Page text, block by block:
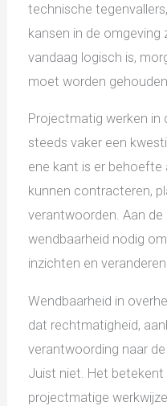
technische
kansen in de
vandaag logisch is,
moet worden
Projectmatig werken in
steeds vaker een
ene kant is er behoefte
kunnen contracteren,
verantwoorden. Aan de
wendbaarheid nodig
inzichten en
Wendbaarheid in
dat rechtmatigheid,
verantwoording naar
Juist niet. Het
projectmatige